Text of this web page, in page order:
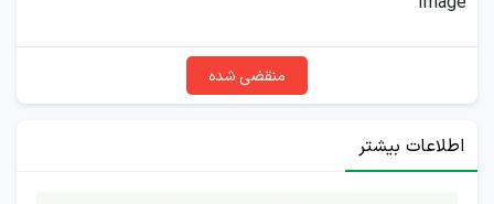
منقضی شده
اطلاعات بیشتر